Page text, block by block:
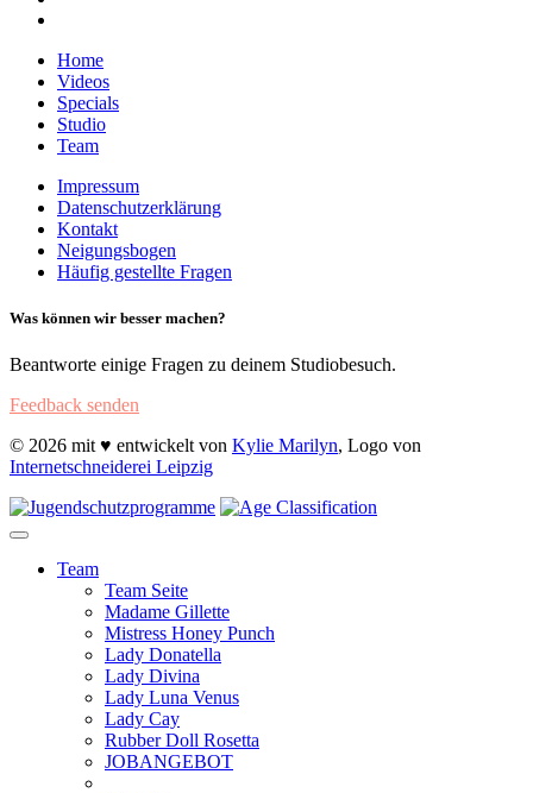
Home
Videos
Specials
Studio
Team
Impressum
Datenschutzerklärung
Kontakt
Neigungsbogen
Häufig gestellte Fragen
Was können wir besser machen?
Beantworte einige Fragen zu deinem Studiobesuch.
Feedback senden
© 2026 mit ♥ entwickelt von Kylie Marilyn, Logo von
Internetschneiderei Leipzig
Team
Team Seite
Madame Gillette
Mistress Honey Punch
Lady Donatella
Lady Divina
Lady Luna Venus
Lady Cay
Rubber Doll Rosetta
JOBANGEBOT